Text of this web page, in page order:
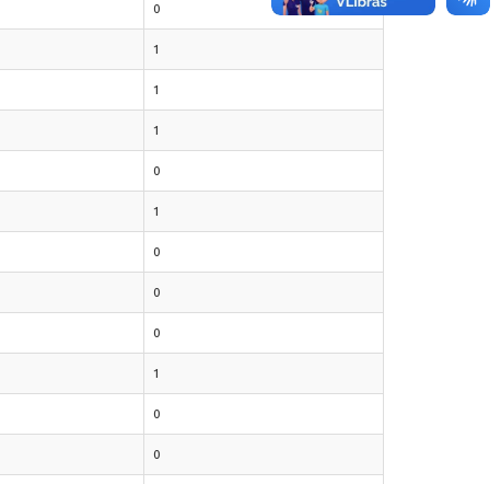
0
1
1
1
0
1
0
0
0
1
0
0